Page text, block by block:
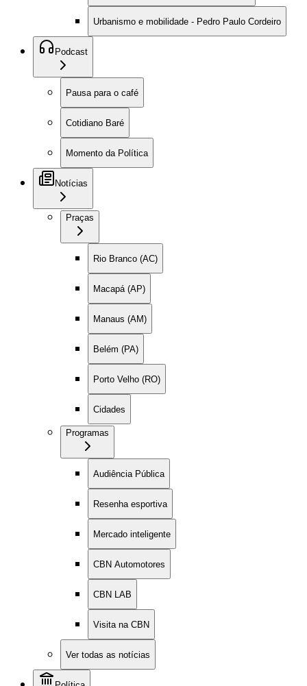
Urbanismo e mobilidade - Pedro Paulo Cordeiro
Podcast
Pausa para o café
Cotidiano Baré
Momento da Política
Notícias
Praças
Rio Branco (AC)
Macapá (AP)
Manaus (AM)
Belém (PA)
Porto Velho (RO)
Cidades
Programas
Audiência Pública
Resenha esportiva
Mercado inteligente
CBN Automotores
CBN LAB
Visita na CBN
Ver todas as notícias